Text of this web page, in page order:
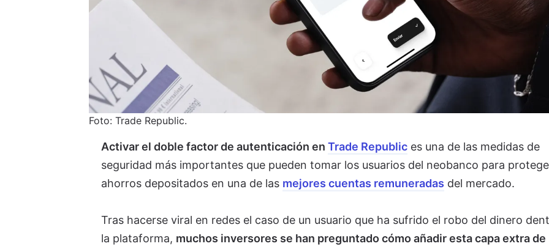
Foto: Trade Republic.
Activar el doble factor de autenticación en Trade Republices una de las medidas de
seguridad más importantes que pueden tomar los usuarios del neobanco para
ahorros depositados en una de las mejores cuentas remuneradas del mercado.
Tras hacerse viral en redes el caso de un usuario que ha sufrido el robo del dinero
la plataforma, muchos inversores se han preguntado cómo añadir esta capa extra de